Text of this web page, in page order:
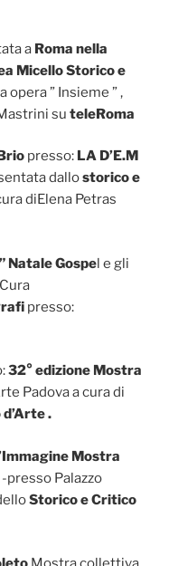
a Roma nella
Micello Storico e
opera ” Insieme ” ,
su teleRoma
presso: LA D’E.M
dallostorico e
diElena Petras
” Natale Gospel e gli
presso:
32° edizione Mostra
Padova a cura di
.
Mostra
-presso Palazzo
Storico eCritico